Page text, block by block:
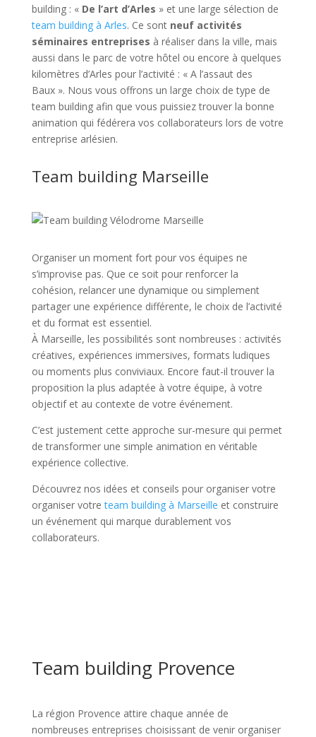
building : « De l’art d’Arles » et une large sélection de
team building à Arles. Ce sont neuf activités
séminaires entreprises à réaliser dans la ville, mais
aussi dans le parc de votre hôtel ou encore à quelques
kilomètres d’Arles pour l’activité : « A l’assaut des
Baux ». Nous vous offrons un large choix de type de
team building afin que vous puissiez trouver la bonne
animation qui fédérera vos collaborateurs lors de votre
entreprise arlésien.
Team building Marseille
Organiser un moment fort pour vos équipes ne
s’improvise pas. Que ce soit pour renforcer la
cohésion, relancer une dynamique ou simplement
partager une expérience différente, le choix de l’activité
et du format est essentiel.
À Marseille, les possibilités sont nombreuses : activités
créatives, expériences immersives, formats ludiques
ou moments plus conviviaux. Encore faut-il trouver la
proposition la plus adaptée à votre équipe, à votre
objectif et au contexte de votre événement.
C’est justement cette approche sur-mesure qui permet
de transformer une simple animation en véritable
expérience collective.
Découvrez nos idées et conseils pour organiser votre
organiser votreteam building à Marseille et construire
un événement qui marque durablement vos
collaborateurs.
Team building Provence
La région Provence attire chaque année de
nombreuses entreprises choisissant de venir organiser